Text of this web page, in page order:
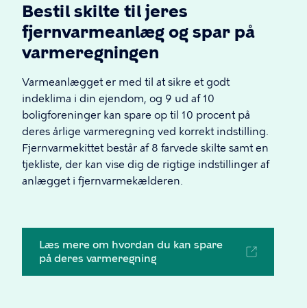
Bestil skilte til jeres
fjernvarmeanlæg og spar på
varmeregningen
Varmeanlægget er med til at sikre et godt
indeklima i din ejendom, og 9 ud af 10
boligforeninger kan spare op til 10 procent på
deres årlige varmeregning ved korrekt indstilling.
Fjernvarmekittet består af 8 farvede skilte samt en
tjekliste, der kan vise dig de rigtige indstillinger af
anlægget i fjernvarmekælderen.
Læs mere om hvordan du kan spare
på deres varmeregning